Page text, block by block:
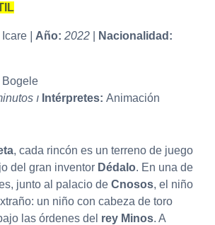
Icare Año: 2022
Nacionalidad:
ı Intérpretes: Animación
, cada rincón es un terreno de juego
del gran inventor Dédalo. En una de
junto al palacio de Cnosos, el niño
un niño con cabeza de toro
las órdenes del rey Minos. A